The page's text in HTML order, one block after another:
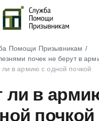
Помощи Призывникам
почек не берут в
ли в армию с одной почкой
ли в
почкой